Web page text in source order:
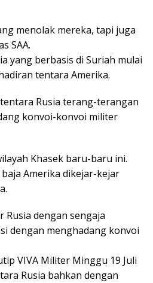
menolak mereka, tapi juga
SAA.
yang berbasis di Suriah mulai
tentara Amerika.
Rusia terang-terangan
konvoi-konvoi militer
Khasek baru-baru ini.
Amerika dikejar-kejar
Rusia dengan sengaja
dengan menghadang konvoi
VIVA Militer Minggu 19 Juli
Rusia bahkan dengan